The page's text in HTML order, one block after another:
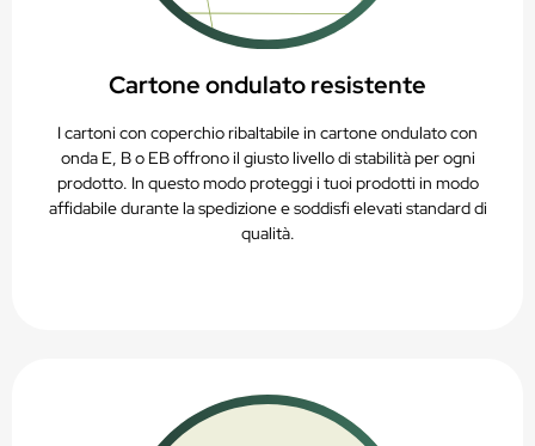
Cartone ondulato resistente
I cartoni con coperchio ribaltabile in cartone ondulato con
onda E, B o EB offrono il giusto livello di stabilità per ogni
prodotto. In questo modo proteggi i tuoi prodotti in modo
affidabile durante la spedizione e soddisfi elevati standard di
qualità.